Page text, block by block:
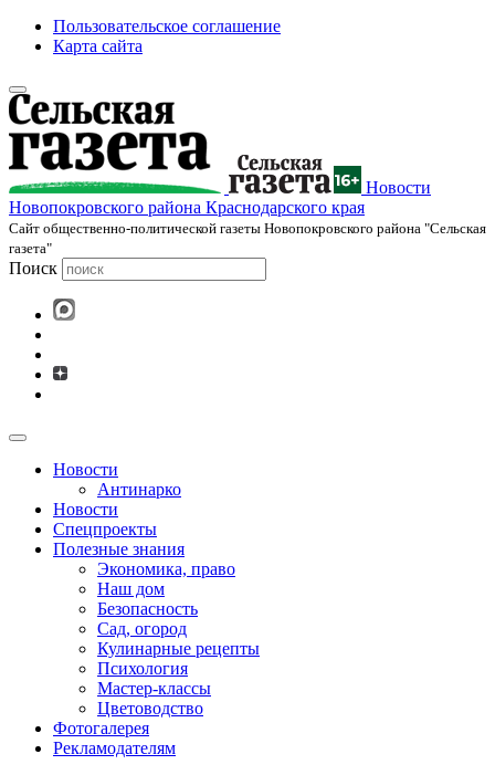
Пользовательское соглашение
Карта сайта
Новости
Новопокровского района Краснодарского края
Cайт общественно-политической газеты Новопокровского района "Сельская
газета"
Поиск
Новости
Антинарко
Новости
Спецпроекты
Полезные знания
Экономика, право
Наш дом
Безопасность
Сад, огород
Кулинарные рецепты
Психология
Мастер-классы
Цветоводство
Фотогалерея
Рекламодателям